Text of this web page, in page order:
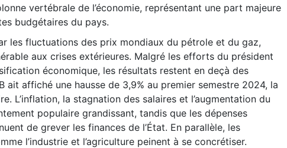
vertébrale de l’économie, représentant une part majeure
budgétaires du pays.
les fluctuations des prix mondiaux du pétrole et du gaz,
aux crises extérieures. Malgré les efforts du président
économique, les résultats restent en deçà des
ait affiché une hausse de 3,9% au premier semestre 2024, la
L’inflation, la stagnation des salaires et l’augmentation du
populaire grandissant, tandis que les dépenses
de grever les finances de l’État. En parallèle, les
l’industrie et l’agriculture peinent à se concrétiser.